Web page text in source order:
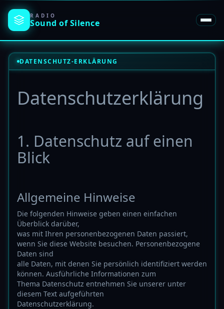
RADIO
Sound ofSilence
DATENSCHUTZ-ERKLÄRUNG
Datenschutz­erklärung
1. Datenschutz auf einen
Blick
Allgemeine Hinweise
Die folgenden Hinweise geben einen einfachen
Überblick darüber,
was mit Ihren personenbezogenen Daten passiert,
wenn Sie diese Website besuchen. Personenbezogene
Daten sind
alle Daten, mit denen Sie persönlich identifiziert werden
können. Ausführliche Informationen zum
Thema Datenschutz entnehmen Sie unserer unter
diesem Text aufgeführten
Datenschutzerklärung.